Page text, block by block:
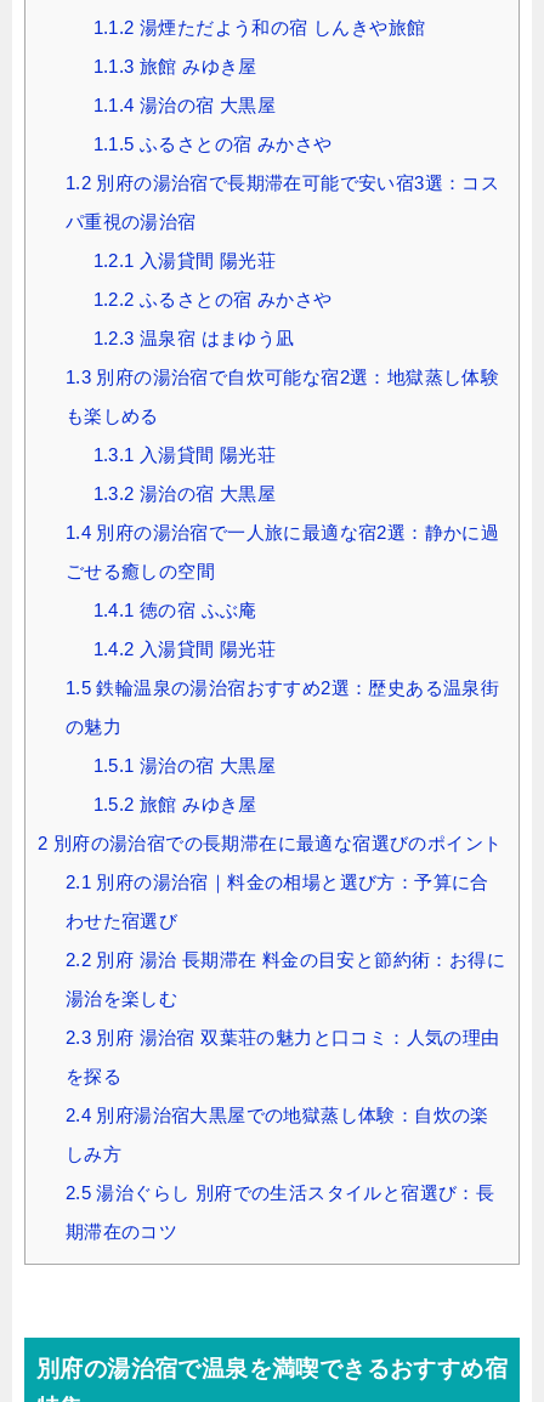
1.1.2 湯煙ただよう和の宿 しんきや旅館
1.1.3 旅館 みゆき屋
1.1.4 湯治の宿 大黒屋
1.1.5 ふるさとの宿 みかさや
1.2 別府の湯治宿で長期滞在可能で安い宿3選：コス
パ重視の湯治宿
1.2.1 入湯貸間 陽光荘
1.2.2 ふるさとの宿 みかさや
1.2.3 温泉宿 はまゆう凪
1.3 別府の湯治宿で自炊可能な宿2選：地獄蒸し体験
も楽しめる
1.3.1 入湯貸間 陽光荘
1.3.2 湯治の宿 大黒屋
1.4 別府の湯治宿で一人旅に最適な宿2選：静かに過
ごせる癒しの空間
1.4.1 徳の宿 ふぶ庵
1.4.2 入湯貸間 陽光荘
1.5 鉄輪温泉の湯治宿おすすめ2選：歴史ある温泉街
の魅力
1.5.1 湯治の宿 大黒屋
1.5.2 旅館 みゆき屋
2 別府の湯治宿での長期滞在に最適な宿選びのポイント
2.1 別府の湯治宿｜料金の相場と選び方：予算に合
わせた宿選び
2.2 別府 湯治 長期滞在 料金の目安と節約術：お得に
湯治を楽しむ
2.3 別府 湯治宿 双葉荘の魅力と口コミ：人気の理由
を探る
2.4 別府湯治宿大黒屋での地獄蒸し体験：自炊の楽
しみ方
2.5 湯治ぐらし 別府での生活スタイルと宿選び：長
期滞在のコツ
別府の湯治宿で温泉を満喫できるおすすめ宿